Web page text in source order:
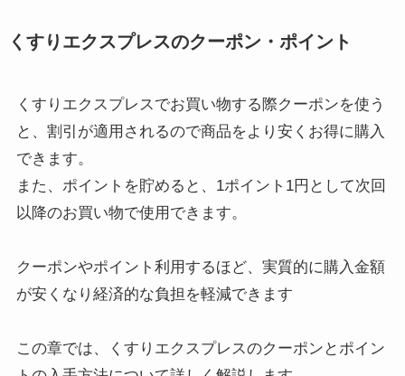
くすりエクスプレスのクーポン・ポイント
くすりエクスプレスでお買い物する際クーポンを使う
と、割引が適用されるので商品をより安くお得に購入
できます。
また、ポイントを貯めると、1ポイント1円として次回
以降のお買い物で使用できます。
クーポンやポイント利用するほど、実質的に購入金額
が安くなり経済的な負担を軽減できます
この章では、くすりエクスプレスのクーポンとポイン